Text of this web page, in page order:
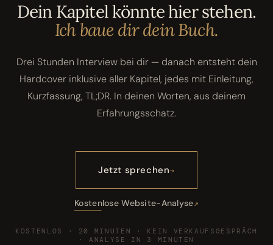
Dein Kapitel könnte hier stehen.
Ich baue dir dein Buch.
Drei Stunden Interview bei dir — danach entsteht dein
Hardcover inklusive aller Kapitel, jedes mit Einleitung,
Kurzfassung, TL;DR. In deinen Worten, aus deinem
Erfahrungsschatz.
Jetzt sprechen
Kostenlose Website-Analyse
KOSTENLOS · 20 MINUTEN · KEIN VERKAUFSGESPRÄCH
· ANALYSE IN 3 MINUTEN